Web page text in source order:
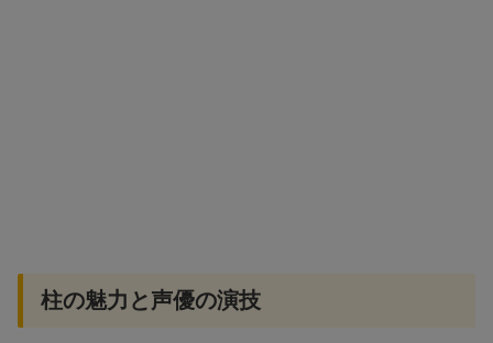
柱の魅力と声優の演技